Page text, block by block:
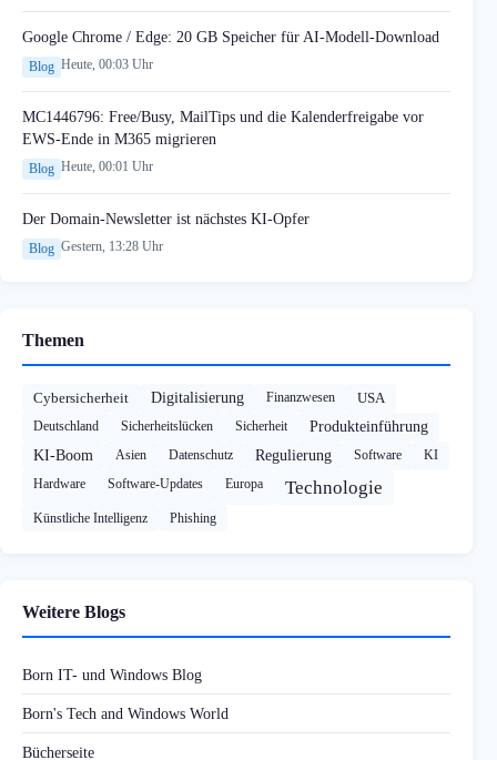
Google Chrome / Edge: 20 GB Speicher für AI-Modell-Download
Blog Heute, 00:03 Uhr
MC1446796: Free/Busy, MailTips und die Kalenderfreigabe vor
EWS-Ende in M365 migrieren
Blog Heute, 00:01 Uhr
Der Domain-Newsletter ist nächstes KI-Opfer
Blog Gestern, 13:28 Uhr
Themen
Cybersicherheit Digitalisierung Finanzwesen USA
Deutschland Sicherheitslücken Sicherheit
Produkteinführung
KI-Boom
Asien Datenschutz Regulierung Software
KI
Hardware
Software-Updates Europa Technologie
Künstliche Intelligenz Phishing
Weitere Blogs
Born IT- und Windows Blog
Born's Tech and Windows World
Bücherseite